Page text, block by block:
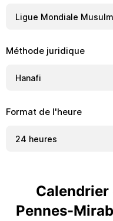
Méthode juridique
Format de l'heure
Calendrier
Pennes-